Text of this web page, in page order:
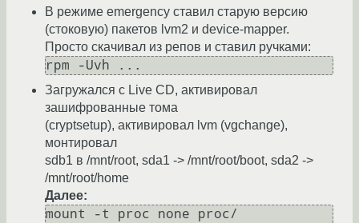
В режиме emergency ставил старую версию
(стоковую) пакетов lvm2 и device-mapper.
Просто скачивал из репов и ставил ручками:
rpm -Uvh ...
Загружался с Live CD, активировал
зашифрованные тома
(cryptsetup), активировал lvm (vgchange),
монтировал
sdb1 в /mnt/root, sda1 -> /mnt/root/boot, sda2 ->
/mnt/root/home
Далее:
mount -t proc none proc/